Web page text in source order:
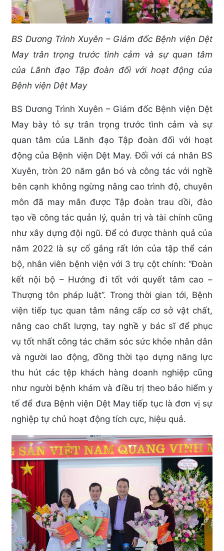
BS Dương Trình Xuyên – Giám đốc Bệnh viện Dệt
May trân trọng trước tình cảm và sự quan tâm
của Lãnh đạo Tập đoàn đối với hoạt động của
Bệnh viện Dệt May
BS Dương Trình Xuyên – Giám đốc Bệnh viện Dệt
May bày tỏ sự trân trọng trước tình cảm và sự
quan tâm của Lãnh đạo Tập đoàn đối với hoạt
động của Bệnh viện Dệt May. Đối với cá nhân BS
Xuyên, tròn 20 năm gắn bó và công tác với nghề
bên cạnh không ngừng nâng cao trình độ, chuyên
môn đã may mắn được Tập đoàn trau dồi, đào
tạo về công tác quản lý, quản trị và tài chính cũng
như xây dựng đội ngũ. Để có được thành quả của
năm 2022 là sự cố gắng rất lớn của tập thể cán
bộ, nhân viên bệnh viện với 3 trụ cột chính: “Đoàn
kết nội bộ – Hướng đi tốt với quyết tâm cao –
Thượng tôn pháp luật”. Trong thời gian tới, Bệnh
viện tiếp tục quan tâm nâng cấp cơ sở vật chất,
nâng cao chất lượng, tay nghề y bác sĩ để phục
vụ tốt nhất công tác chăm sóc sức khỏe nhân dân
và người lao động, đồng thời tạo dựng năng lực
thu hút các tệp khách hàng doanh nghiệp cũng
như người bệnh khám và điều trị theo bảo hiểm y
tế để đưa Bệnh viện Dệt May tiếp tục là đơn vị sự
nghiệp tự chủ hoạt động tích cực, hiệu quả.